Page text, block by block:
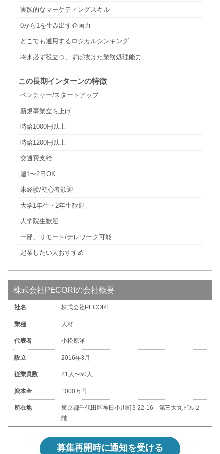
実践的なマーケティングスキル
0から1を生み出す企画力
どこでも通用するロジカルシンキング
将来必ず役立つ、ずば抜けた業務処理能力
この長期インターンの特徴
ベンチャー/スタートアップ
新規事業立ち上げ
時給1000円以上
時給1200円以上
交通費支給
週1〜2日OK
未経験/初心者歓迎
大学1年生・2年生歓迎
大学院生歓迎
一部、リモート/テレワーク可能
起業したい人おすすめ
株式会社PECORIの会社概要
社名 株式会社PECORI
業種 人材
代表者 小松原洋
設立 2016年8月
従業員数 21人〜50人
資本金 1000万円
所在地
東京都千代田区神田小川町3-22-16 第三大丸ビル２
階
募集再開時に通知を受ける